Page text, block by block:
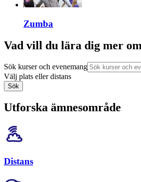
Zumba
Vad vill du lära dig mer
Sök kurser och evenemang
Välj plats eller distans
Sök
Utforska ämnesområde
Distans